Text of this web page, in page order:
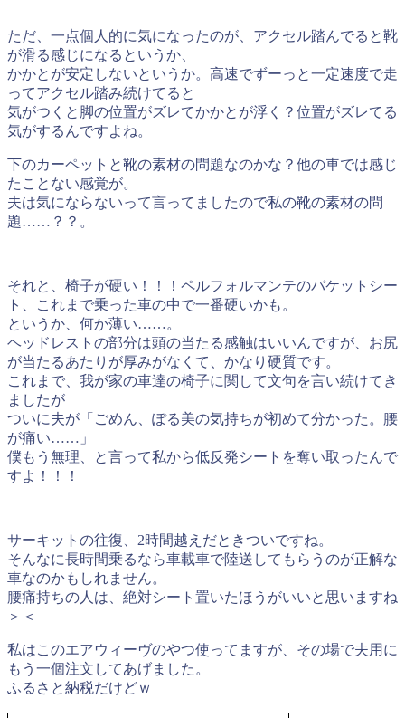
ただ、一点個人的に気になったのが、アクセル踏んでると靴
が滑る感じになるというか、
かかとが安定しないというか。高速でずーっと一定速度で走
ってアクセル踏み続けてると
気がつくと脚の位置がズレてかかとが浮く？位置がズレてる
気がするんですよね。
下のカーペットと靴の素材の問題なのかな？他の車では感じ
たことない感覚が。
夫は気にならないって言ってましたので私の靴の素材の問
題……？？。
それと、椅子が硬い！！！ペルフォルマンテのバケットシー
ト、これまで乗った車の中で一番硬いかも。
というか、何か薄い……。
ヘッドレストの部分は頭の当たる感触はいいんですが、お尻
が当たるあたりが厚みがなくて、かなり硬質です。
これまで、我が家の車達の椅子に関して文句を言い続けてき
ましたが
ついに夫が「ごめん、ぽる美の気持ちが初めて分かった。腰
が痛い……」
僕もう無理、と言って私から低反発シートを奪い取ったんで
すよ！！！
サーキットの往復、2時間越えだときついですね。
そんなに長時間乗るなら車載車で陸送してもらうのが正解な
車なのかもしれません。
腰痛持ちの人は、絶対シート置いたほうがいいと思いますね
＞＜
私はこのエアウィーヴのやつ使ってますが、その場で夫用に
もう一個注文してあげました。
ふるさと納税だけどｗ